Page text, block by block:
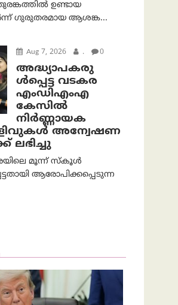
ഉണ്ടായ
ഗുരുതരമായ ആശങ്ക...
Aug 7, 2026 . 0
അദ്ധ്യാപകരു
ള്‍പ്പെട്ട വടകര
എംഡി‌എം‌എ
കേസില്‍
നിര്‍ണ്ണായക
അന്വേഷണ
ലഭിച്ചു
മൂന്ന് സ്കൂൾ
ആരോപിക്കപ്പെടുന്ന